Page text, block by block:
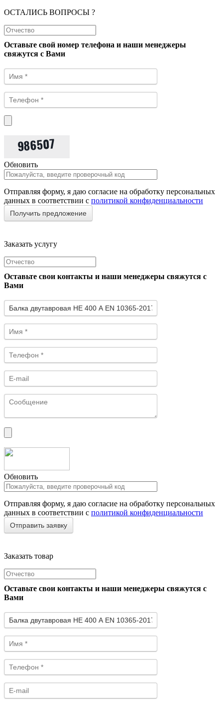
ОСТАЛИСЬ ВОПРОСЫ ?
Оставьте свой номер телефона и наши менеджеры
свяжутся с Вами
Обновить
Отправляя форму, я даю согласие на обработку персональных
данных в соответствии с политикой конфиденциальности
Заказать услугу
Оставьте свои контакты и наши менеджеры свяжутся с
Вами
Обновить
Отправляя форму, я даю согласие на обработку персональных
данных в соответствии с политикой конфиденциальности
Заказать товар
Оставьте свои контакты и наши менеджеры свяжутся с
Вами